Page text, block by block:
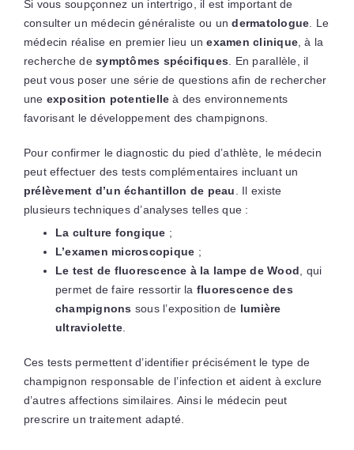
Si vous soupçonnez un intertrigo, il est important de
consulter un médecin généraliste ou undermatologue. Le
médecin réalise en premier lieu unexamen clinique, à la
recherche desymptômes spécifiques. En parallèle, il
peut vous poser une série de questions afin de rechercher
une exposition potentielle à des environnements
favorisant le développement des champignons.
Pour confirmer le diagnostic du pied d’athlète, le médecin
peut effectuer des tests complémentaires incluant un
prélèvement d’un échantillon de peau. Il existe
plusieurs techniques d’analyses telles que :
La culture fongique ;
L’examen microscopique ;
Le test de fluorescence à la lampe de Wood, qui
permet de faire ressortir la fluorescence des
champignons sous l’exposition de lumière
ultraviolette.
Ces tests permettent d’identifier précisément le type de
champignon responsable de l’infection et aident à exclure
d’autres affections similaires. Ainsi le médecin peut
prescrire un traitement adapté.